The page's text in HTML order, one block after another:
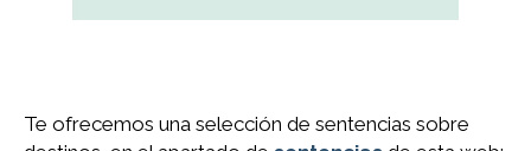
Te ofrecemos una selección de sentencias sobre